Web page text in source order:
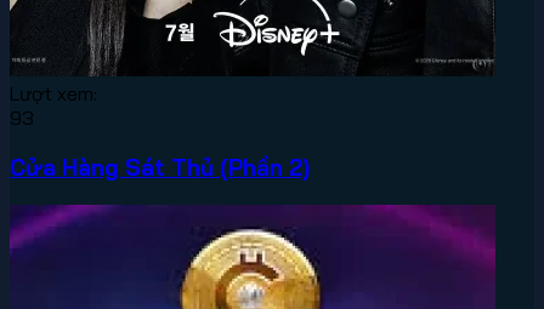
Lượt xem:
93
Cửa Hàng Sát Thủ (Phần 2)